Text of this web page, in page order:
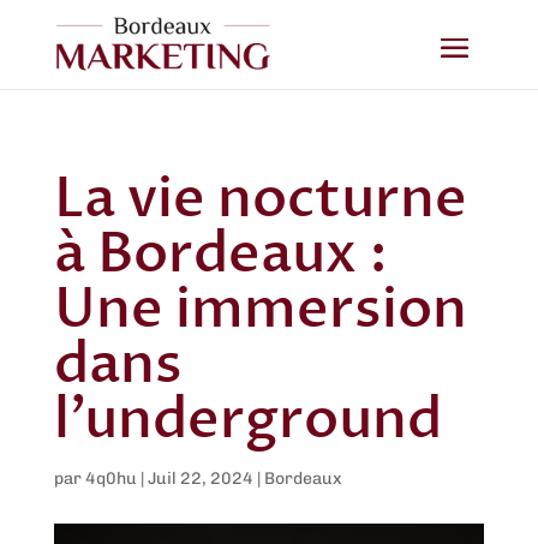
La vie nocturne
à Bordeaux :
Une immersion
dans
l’underground
par4q0hu |Juil 22, 2024 | Bordeaux